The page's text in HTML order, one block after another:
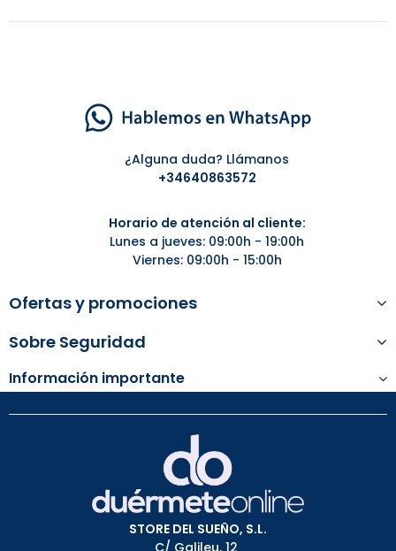
¿Alguna duda? Llámanos
+34640863572
Horario de atención al cliente:
Lunes a jueves: 09:00h - 19:00h
Viernes: 09:00h - 15:00h
Ofertas y promociones
Sobre Seguridad
Información importante
STORE DEL SUEÑO, S.L.
C/ Galileu, 12